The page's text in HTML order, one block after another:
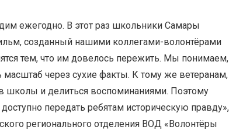
ежегодно. В этот раз школьники Самары
созданный нашими коллегами-волонтёрами
тем, что им довелось пережить. Мы понимаем,
через сухие факты. К тому же ветеранам,
школы и делиться воспоминаниями. Поэтому
передать ребятам историческую правду»,
регионального отделения ВОД «Волонтёры